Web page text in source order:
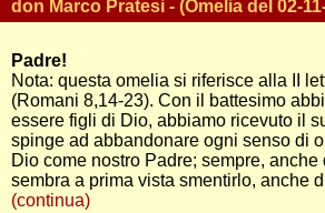
don Marco Pratesi - (Omelia del 02-
Padre!
Nota: questa omelia si riferisce alla II
(Romani 8,14-23). Con il battesimo
essere figli di Dio, abbiamo ricevuto il
spinge ad abbandonare ogni senso di
Dio come nostro Padre; sempre, anche
sembra a prima vista smentirlo, anche
(continua)